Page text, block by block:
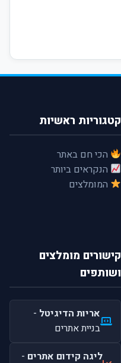
קטגוריות ראשיות
הכי חם באתר
הנקראים ביותר
המומלצים
קישורים מומלצים
ושותפים
אריות הדיגיטל -
בניית אתרים
ליגה קידום אתרים -